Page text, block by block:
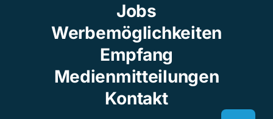
Jobs
Werbemöglichkeiten
Empfang
Medienmitteilungen
Kontakt